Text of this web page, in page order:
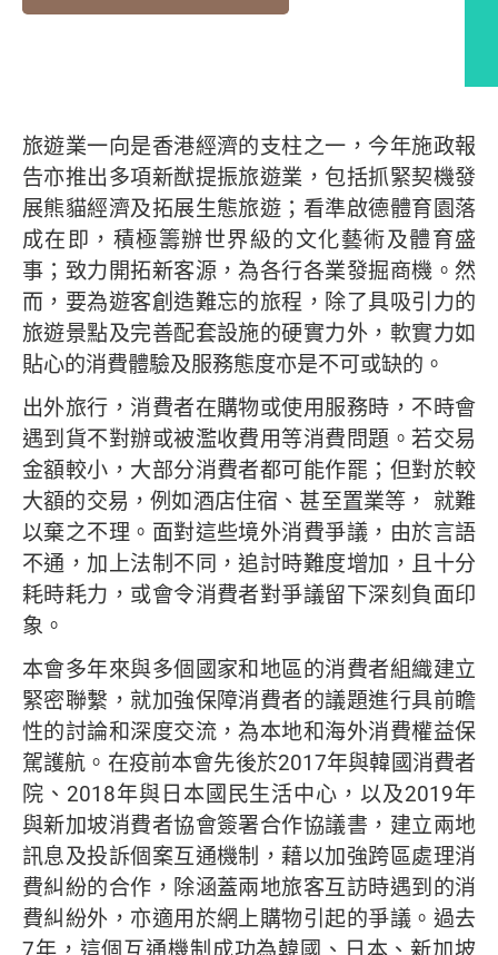
旅遊業一向是香港經濟的支柱之一，今年施政報
告亦推出多項新猷提振旅遊業，包括抓緊契機發
展熊貓經濟及拓展生態旅遊；看準啟德體育園落
成在即，積極籌辦世界級的文化藝術及體育盛
事；致力開拓新客源，為各行各業發掘商機。然
而，要為遊客創造難忘的旅程，除了具吸引力的
旅遊景點及完善配套設施的硬實力外，軟實力如
貼心的消費體驗及服務態度亦是不可或缺的。
出外旅行，消費者在購物或使用服務時，不時會
遇到貨不對辦或被濫收費用等消費問題。若交易
金額較小，大部分消費者都可能作罷；但對於較
大額的交易，例如酒店住宿、甚至置業等， 就難
以棄之不理。面對這些境外消費爭議，由於言語
不通，加上法制不同，追討時難度增加，且十分
耗時耗力，或會令消費者對爭議留下深刻負面印
象。
本會多年來與多個國家和地區的消費者組織建立
緊密聯繫，就加強保障消費者的議題進行具前瞻
性的討論和深度交流，為本地和海外消費權益保
駕護航。在疫前本會先後於2017年與韓國消費者
院、2018年與日本國民生活中心，以及2019年
與新加坡消費者協會簽署合作協議書，建立兩地
訊息及投訴個案互通機制，藉以加強跨區處理消
費糾紛的合作，除涵蓋兩地旅客互訪時遇到的消
費糾紛外，亦適用於網上購物引起的爭議。過去
7年，這個互通機制成功為韓國、日本、新加坡